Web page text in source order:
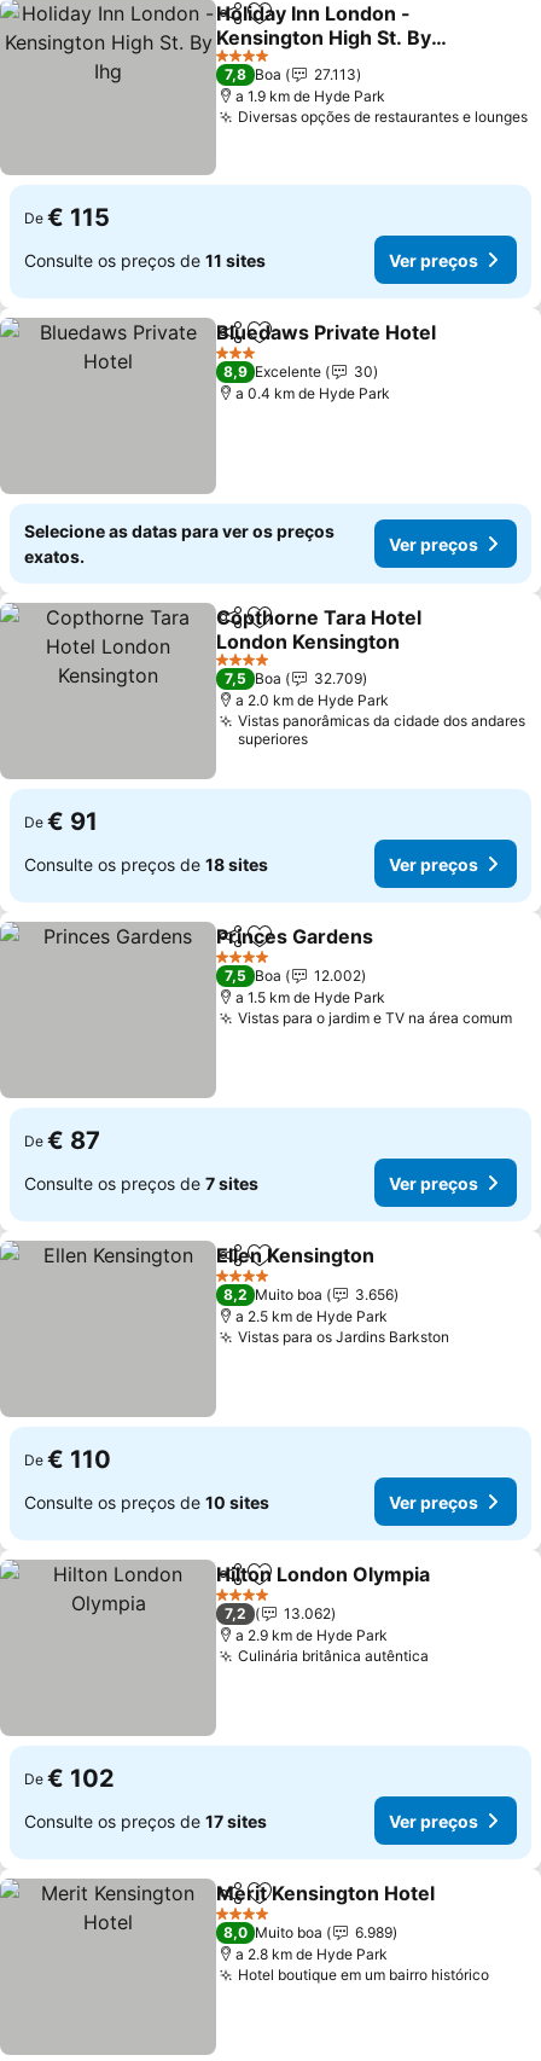
PartilharAdicionar aos favoritos
Holiday Inn London -
Kensington High St. By
Ihg
Ver preços
4 Estrelas
7,8 Boa
27.113
a 1.9 km de Hyde Park
Diversas opções de restaurantes e lounges
De € 115
Consulte os preços de 11 sites Ver preços
PartilharAdicionar aos favoritos
Bluedaws Private Hotel
3 Estrelas
8,9 Excelente
30
a 0.4 km de Hyde Park
Selecione as datas para ver os preços
exatos.
Ver preços
PartilharAdicionar aos favoritos
Copthorne Tara Hotel
London Kensington
Ver preços
4 Estrelas
7,5 Boa
32.709
a 2.0 km de Hyde Park
Vistas panorâmicas da cidade dos andares
superiores
De € 91
Consulte os preços de 18 sites Ver preços
PartilharAdicionar aos favoritos
Princes Gardens
4 Estrelas
7,5 Boa
12.002
a 1.5 km de Hyde Park
Vistas para o jardim e TV na área comum
De € 87
Consulte os preços de 7 sites Ver preços
PartilharAdicionar aos favoritos
Ellen Kensington
4 Estrelas
8,2 Muito boa
3.656
a 2.5 km de Hyde Park
Vistas para os Jardins Barkston
De € 110
Consulte os preços de 10 sites Ver preços
PartilharAdicionar aos favoritos
Hilton London Olympia
4 Estrelas
7,2
13.062
a 2.9 km de Hyde Park
Culinária britânica autêntica
De € 102
Consulte os preços de 17 sites Ver preços
PartilharAdicionar aos favoritos
Merit Kensington Hotel
4 Estrelas
8,0 Muito boa
6.989
a 2.8 km de Hyde Park
Hotel boutique em um bairro históricoVer